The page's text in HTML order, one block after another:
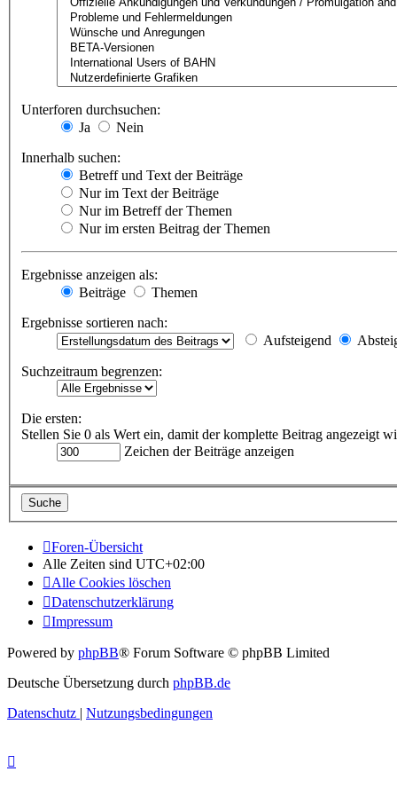
Unterforen durchsuchen:
Ja
Nein
Innerhalb suchen:
Betreff und Text der Beiträge
Nur im Text der Beiträge
Nur im Betreff der Themen
Nur im ersten Beitrag der Themen
Ergebnisse anzeigen als:
Beiträge
Themen
Ergebnisse sortieren nach:
Aufsteigend
Suchzeitraum begrenzen:
Die ersten:
Stellen Sie 0 als Wert ein, damit der komplette Beitrag angezeigt
Zeichen der Beiträge anzeigen
Foren-Übersicht
Alle Zeiten sind UTC+02:00
Alle Cookies löschen
Datenschutzerklärung
Impressum
Powered by phpBB® Forum Software © phpBB Limited
Deutsche Übersetzung durch phpBB.de
Datenschutz | Nutzungsbedingungen